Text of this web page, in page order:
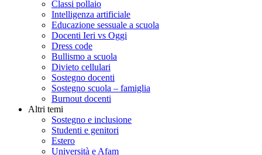
Classi pollaio
Intelligenza artificiale
Educazione sessuale a scuola
Docenti Ieri vs Oggi
Dress code
Bullismo a scuola
Divieto cellulari
Sostegno docenti
Sostegno scuola – famiglia
Burnout docenti
Altri temi
Sostegno e inclusione
Studenti e genitori
Estero
Università e Afam